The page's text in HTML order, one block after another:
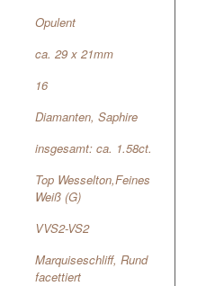
Opulent
ca. 29 x 21mm
16
Diamanten, Saphire
insgesamt: ca. 1.58ct.
Top Wesselton,Feines
Weiß (G)
VVS2-VS2
Marquiseschliff, Rund
facettiert